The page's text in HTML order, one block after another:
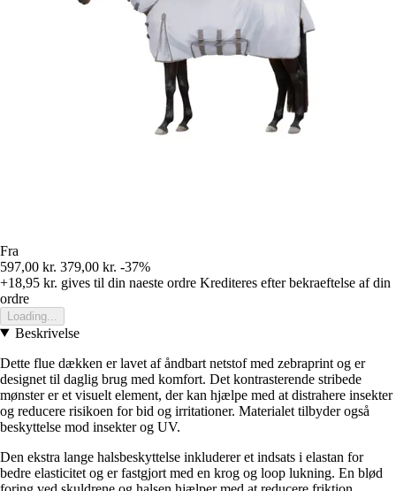
Fra
597,00 kr. 379,00 kr. -37%
+18,95 kr. gives til din naeste ordre Krediteres efter bekraeftelse af din
ordre
Loading...
Beskrivelse
Dette flue dækken er lavet af åndbart netstof med zebraprint og er
designet til daglig brug med komfort. Det kontrasterende stribede
mønster er et visuelt element, der kan hjælpe med at distrahere insekter
og reducere risikoen for bid og irritationer. Materialet tilbyder også
beskyttelse mod insekter og UV.
Den ekstra lange halsbeskyttelse inkluderer et indsats i elastan for
bedre elasticitet og er fastgjort med en krog og loop lukning. En blød